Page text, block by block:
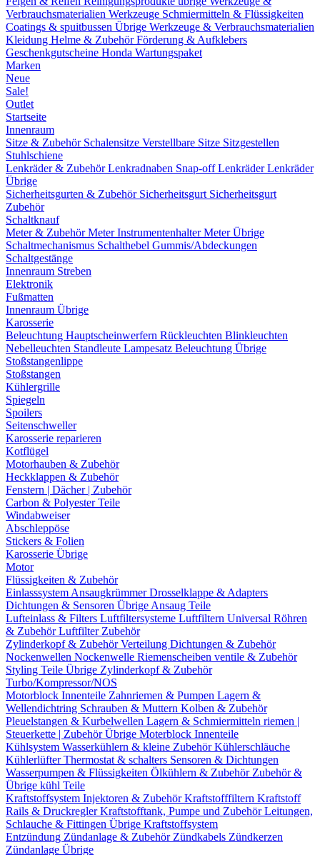
Verbrauchsmaterialien Werkzeuge Schmiermitteln & Flüssigkeiten
Coatings & spuitbussen Übrige Werkzeuge & Verbrauchsmaterialien
Kleidung Helme & ZubehörFörderung & Aufklebers
Geschenkgutscheine Honda Wartungspaket
Marken
Neue
Sale!
Outlet
Startseite
Innenraum
Sitze & Zubehör Schalensitze Verstellbare Sitze Sitzgestellen
Stuhlschiene
Lenkräder & ZubehörLenkradnaben Snap-offLenkräderLenkräder
Übrige
Sicherheitsgurten & Zubehör Sicherheitsgurt Sicherheitsgurt
Zubehör
Schaltknauf
Meter & ZubehörMeterInstrumentenhalterMeter Übrige
Schaltmechanismus Schalthebel Gummis/Abdeckungen
Schaltgestänge
Innenraum Streben
Elektronik
Fußmatten
Innenraum Übrige
Karosserie
Beleuchtung Hauptscheinwerfern Rückleuchten Blinkleuchten
Nebelleuchten Standleute Lampesatz Beleuchtung Übrige
Stoßstangenlippe
Stoßstangen
Kühlergrille
Spiegeln
Spoilers
Seitenschweller
Karosserie reparieren
Kotflügel
Motorhauben & Zubehör
Heckklappen & Zubehör
Fenstern | Dächer | Zubehör
Carbon & Polyester Teile
Windabweiser
Abschleppöse
Stickers & Folien
Karosserie Übrige
Motor
Flüssigkeiten & Zubehör
Einlasssystem AnsaugkrümmerDrosselklappe & Adapters
Dichtungen & Sensoren Übrige Ansaug Teile
Lufteinlass & Filters Luftfiltersysteme Luftfiltern Universal Röhren
& ZubehörLuftfilter Zubehör
Zylinderkopf & ZubehörVerteilung Dichtungen & Zubehör
Nockenwellen Nockenwelle Riemenscheiben ventile & Zubehör
Styling Teile Übrige Zylinderkopf & Zubehör
Turbo/Kompressor/NOS
Motorblock Innenteile Zahnriemen & Pumpen Lagern &
Wellendichtring Schrauben & Muttern Kolben & Zubehör
Pleuelstangen & Kurbelwellen Lagern & Schmiermitteln riemen |
Steuerkette | ZubehörÜbrige Moterblock Innenteile
Kühlsystem Wasserkühlern & kleine ZubehörKühlerschläuche
KühlerlüfterThermostat & schalters Sensoren & Dichtungen
Wasserpumpen & Flüssigkeiten Ölkühlern & Zubehör Zubehör &
Übrige kühl Teile
Kraftstoffsystem Injektoren & ZubehörKraftstofffiltern Kraftstoff
Rails & DruckreglerKraftstofftank, Pumpe und ZubehörLeitungen,
Schlauche & Fittingen Übrige Kraftstoffsystem
Entzündung Zündanlage & Zubehör Zündkabels Zündkerzen
Zündanlage Übrige